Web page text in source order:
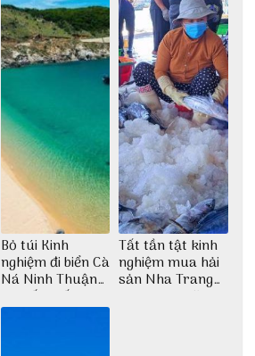
Bỏ túi Kinh
nghiệm đi biển Cà
Ná Ninh Thuận
chi tiết nhất
Tất tần tật kinh
nghiệm mua hải
sản Nha Trang
không lo chặt